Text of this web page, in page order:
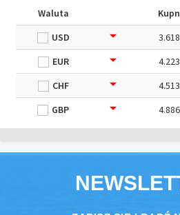
Waluta
USD
EUR
CHF
GBP